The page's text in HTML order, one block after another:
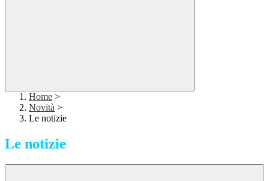
Home >
Novità >
Le notizie
Le notizie